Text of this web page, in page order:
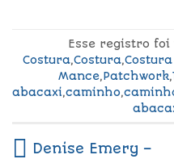
Esse registro foi
Costura,Costura,
Mance,Patchwork,
abacaxi,caminho,
Denise Emery –